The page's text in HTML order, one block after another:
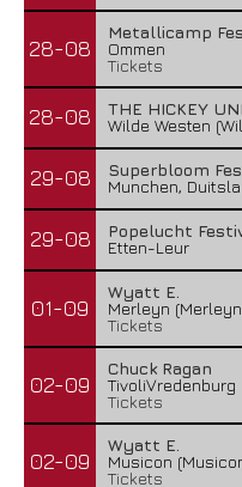
28-08
Metallicamp
Ommen
Tickets
28-08
THE HICKEY
Wilde Westen
29-08
Superbloom
Munchen,
29-08
Popelucht
Etten-Leur
01-09
Wyatt E.
Merleyn
Tickets
02-09
Chuck Ragan
TivoliVredenburg
Tickets
02-09
Wyatt E.
Musicon
Tickets